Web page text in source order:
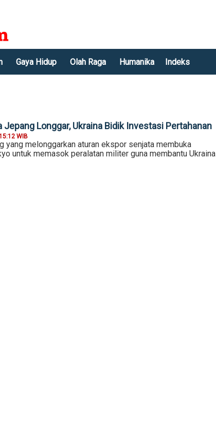
Gaya Hidup Olah Raga Humanika Indeks
Jepang Longgar, Ukraina Bidik Investasi Pertahanan
WIB
yang melonggarkan aturan ekspor senjata membuka
untuk memasok peralatan militer guna membantu Ukraina